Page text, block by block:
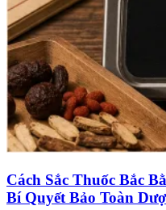
Cách Sắc Thuốc Bắc
Bí Quyết Bảo Toàn